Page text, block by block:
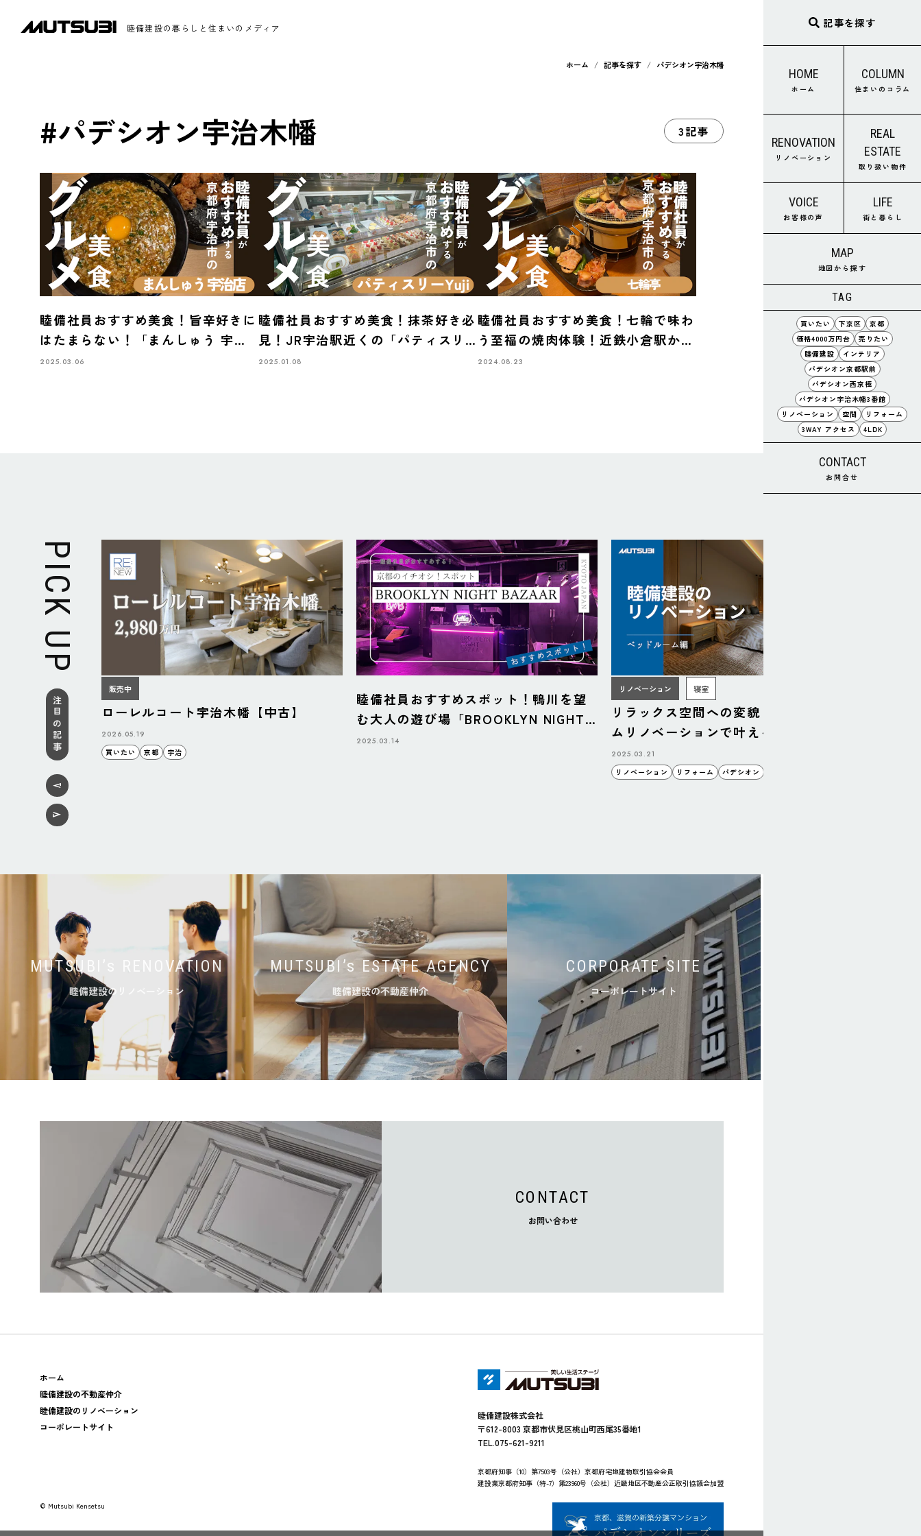
睦備建設の暮らしと住まいのメディア
ホーム 記事を探す パデシオン宇治木幡
#パデシオン宇治木幡 3記事
睦備社員おすすめ美食！旨辛好きに
はたまらない！「まんしゅう 宇治
店」の絶品ジャン麺を堪能
2025.03.06
睦備社員おすすめ美食！抹茶好き必
見！JR宇治駅近くの「パティスリ
ーYuji」で極上スイーツを堪能
2025.01.08
睦備社員おすすめ美食！七輪で味わ
う至福の焼肉体験！近鉄小倉駅から
すぐの『七輪亭』へ
2024.08.23
PICK UP
注目の記事
販売中
ローレルコート宇治木幡【中古】
2026.05.19
買いたい
京都 宇治
睦備社員おすすめスポット！鴨川を望
む大人の遊び場「BROOKLYN NIGHT
BAZAAR」
2025.03.14
リノベーション 寝室
リラックス空間への変貌！ベッドルー
ムリノベーションで叶える理想の寝室
2025.03.21
リノベーション
リフォーム パデシオン
MUTSUBI’s RENOVATION
睦備建設のリノベーション
MUTSUBI’s ESTATE AGENCY
睦備建設の不動産仲介
CORPORATE SITE
コーポレートサイト
CONTACT
お問い合わせ
ホーム
睦備建設の不動産仲介
睦備建設のリノベーション
コーポレートサイト
睦備建設株式会社
〒612-8003 京都市伏見区桃山町西尾35番地1
TEL.075-621-9211
京都府知事（10）第7503号（公社）京都府宅地建物取引協会会員
建設業京都府知事（特-7）第23960号（公社）近畿地区不動産公正取引協議会加盟
© Mutsubi Kensetsu
記事を探す
HOME
ホーム
COLUMN
住まいのコラム
RENOVATION
リノベーション
REAL
ESTATE
取り扱い物件
VOICE
お客様の声
LIFE
街と暮らし
MAP
地図から探す
TAG
買いたい 下京区
京都
価格4000万円台
売りたい
睦備建設
インテリア
パデシオン京都駅前
パデシオン西京極
パデシオン宇治木幡3番館
リノベーション
空間
リフォーム
3WAY アクセス
4LDK
CONTACT
お問合せ